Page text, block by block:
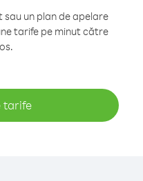
un plan de apelare
tarife pe minut către
tarife